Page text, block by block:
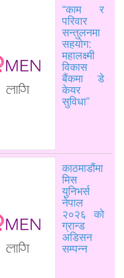
“काम र
परिवार
सन्तुलनमा
सहयोग:
महालक्ष्मी
विकास
बैंकमा डे
केयर
सुविधा”
काठमाडौंमा
मिस
युनिभर्स
नेपाल
२०२६ को
ग्रान्ड
अडिसन
सम्पन्न